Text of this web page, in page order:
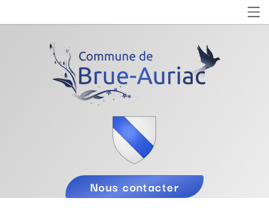
Nous contacter